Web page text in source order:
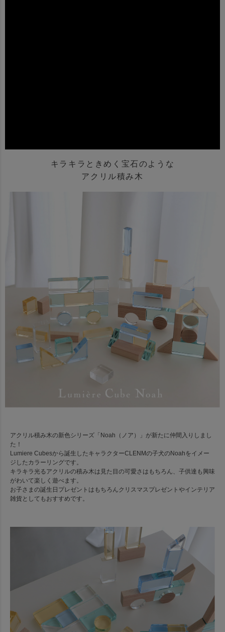
キラキラときめく宝石のような
アクリル積み木
アクリル積み木の新色シリーズ「Noah（ノア）」が新たに仲間入りしまし
た！
Lumiere Cubesから誕生したキャラクターCLENMの子犬のNoahをイメー
ジしたカラーリングです。
キラキラ光るアクリルの積み木は見た目の可愛さはもちろん、子供達も興味
がわいて楽しく遊べます。
お子さまの誕生日プレゼントはもちろんクリスマスプレゼントやインテリア
雑貨としてもおすすめです。